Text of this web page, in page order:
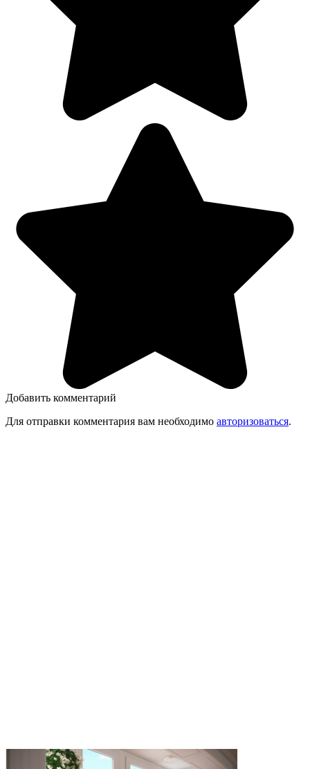
Добавить комментарий
Для отправки комментария вам необходимо авторизоваться.